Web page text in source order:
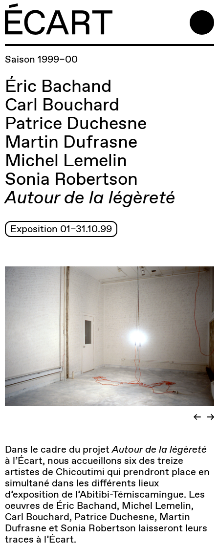
Saison 1999–00
Éric Bachand
Carl Bouchard
Patrice Duchesne
Martin Dufrasne
Michel Lemelin
Sonia Robertson
Autour de la légèreté
Exposition 01–31.10.99
Dans le cadre du projetAutour de la légèreté
à l’Écart, nous accueillons six des treize
artistes de Chicoutimi qui prendront place en
simultané dans les différents lieux
d’exposition de l’Abitibi-Témiscamingue. Les
oeuvres de Éric Bachand, Michel Lemelin,
Carl Bouchard, Patrice Duchesne, Martin
Dufrasne et Sonia Robertson laisseront leurs
traces à l’Écart.